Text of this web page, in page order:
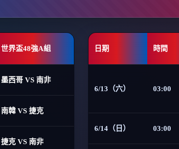
世界盃48強A組
墨西哥 VS 南非
南韓 VS 捷克
捷克 VS 南非
日期 時間
6/13（六） 03:00
6/14（日） 03:00